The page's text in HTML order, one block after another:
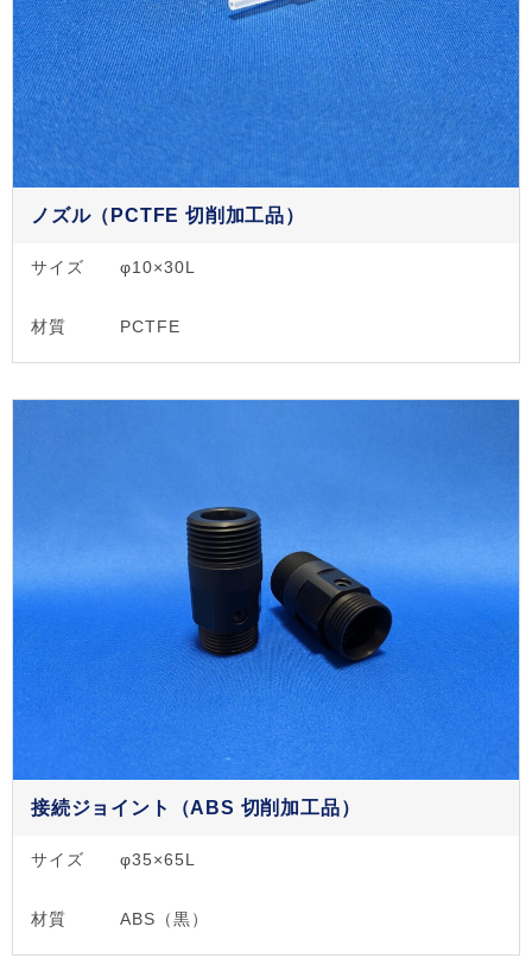
ノズル（PCTFE 切削加工品）
サイズ φ10×30L
材質 PCTFE
接続ジョイント（ABS 切削加工品）
サイズ φ35×65L
材質 ABS（黒）